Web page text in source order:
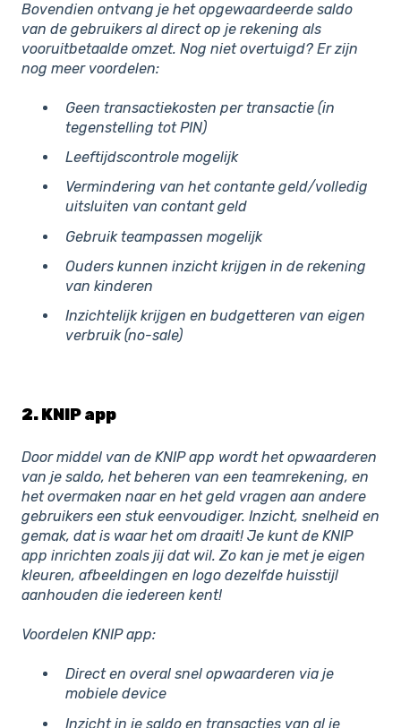
Bovendien ontvang je het opgewaardeerde saldo
van de gebruikers al direct op je rekening als
vooruitbetaalde omzet. Nog niet overtuigd? Er zijn
nog meer voordelen:
Geen transactiekosten per transactie (in
tegenstelling tot PIN)
Leeftijdscontrole mogelijk
Vermindering van het contante geld/volledig
uitsluiten van contant geld
Gebruik teampassen mogelijk
Ouders kunnen inzicht krijgen in de rekening
van kinderen
Inzichtelijk krijgen en budgetteren van eigen
verbruik (no-sale)
2. KNIP app
Door middel van de KNIP app wordt het opwaarderen
van je saldo, het beheren van een teamrekening, en
het overmaken naar en het geld vragen aan andere
gebruikers een stuk eenvoudiger. Inzicht, snelheid en
gemak, dat is waar het om draait! Je kunt de KNIP
app inrichten zoals jij dat wil. Zo kan je met je eigen
kleuren, afbeeldingen en logo dezelfde huisstijl
aanhouden die iedereen kent!
Voordelen KNIP app:
Direct en overal snel opwaarderen via je
mobiele device
Inzicht in je saldo en transacties van al je